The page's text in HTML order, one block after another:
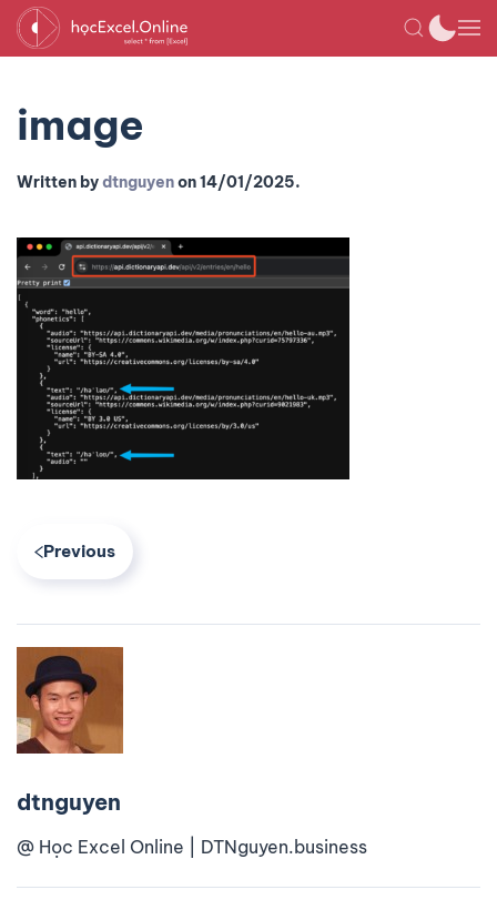
image
Written bydtnguyenon14/01/2025.
Previous
dtnguyen
@ Học Excel Online | DTNguyen.business